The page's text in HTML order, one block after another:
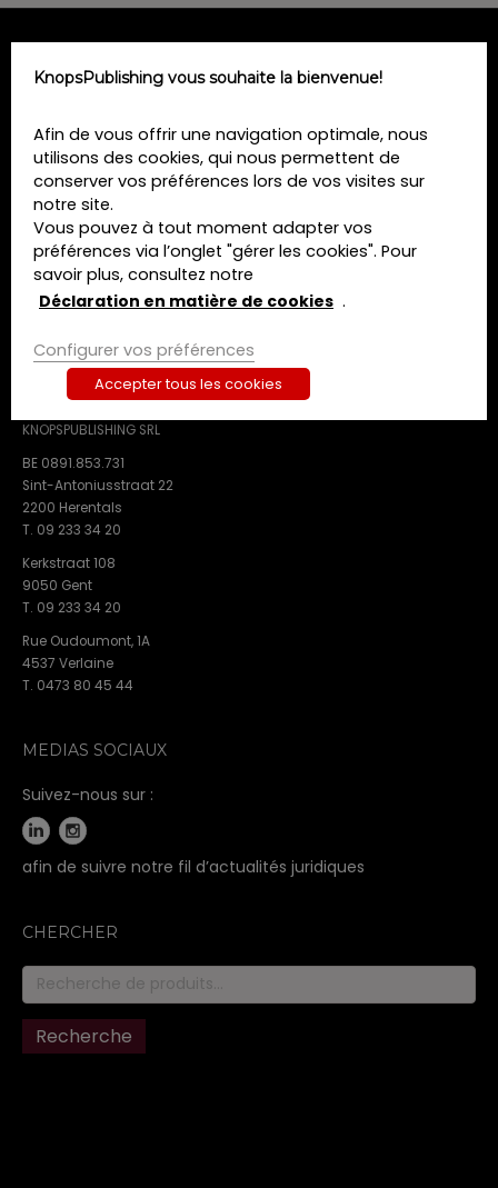
hors
Formations
Livres
Revues
A propos de nous
Contact
Termes et conditions
Déclaration de confidentialité
CONTACT
KNOPSPUBLISHING SRL
BE 0891.853.731
Sint-Antoniusstraat 22
2200 Herentals
T. 09 233 34 20
Kerkstraat 108
9050 Gent
T. 09 233 34 20
Rue Oudoumont, 1A
4537 Verlaine
T. 0473 80 45 44
MEDIAS SOCIAUX
Suivez-nous sur :
afin de suivre notre fil d’actualités juridiques
CHERCHER
Recherche
pour :
Recherche
KnopsPublishing vous souhaite la bienvenue!
Afin de vous offrir une navigation optimale, nous
utilisons des cookies, qui nous permettent de
conserver vos préférences lors de vos visites sur
notre site.
Vous pouvez à tout moment adapter vos
préférences via l’onglet "gérer les cookies". Pour
savoir plus, consultez notre
Déclaration en matière de cookies .
Configurer vos préférences
Accepter tous les cookies